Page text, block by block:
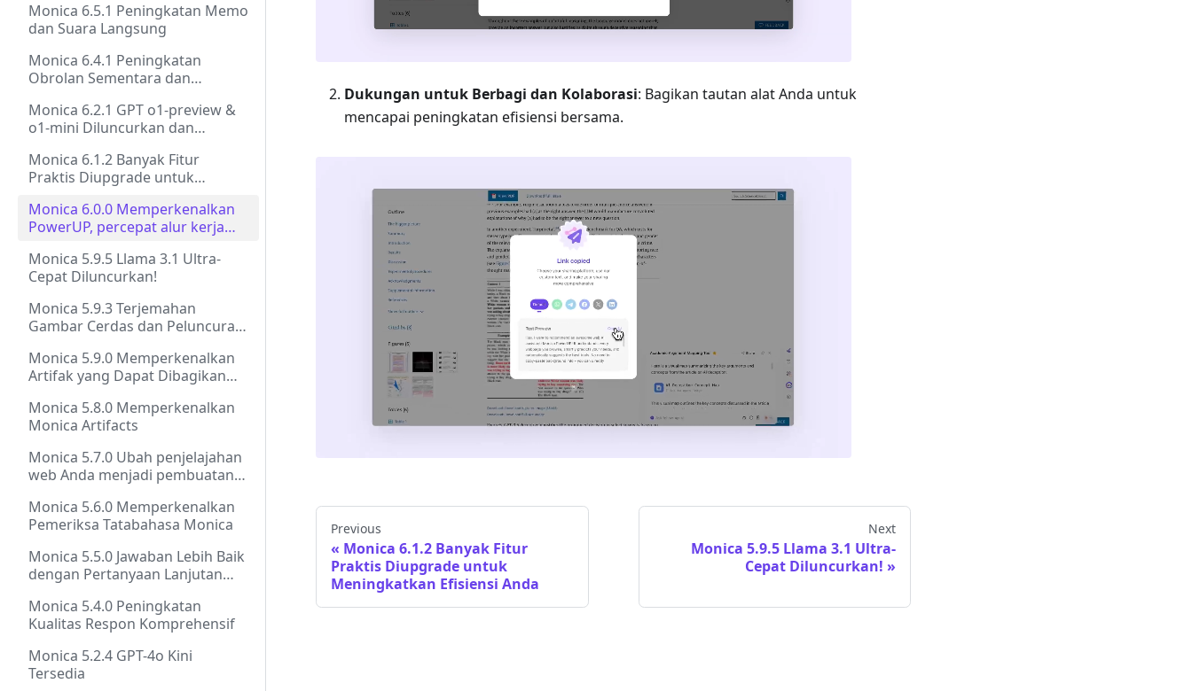
Monica 6.5.1 Peningkatan Memo
dan Suara Langsung
Monica 6.4.1 Peningkatan
Obrolan Sementara dan
Monica 6.2.1 GPT o1-preview &
o1-mini Diluncurkan dan
Monica 6.1.2 Banyak Fitur
Praktis Diupgrade untuk
Monica 6.0.0 Memperkenalkan
PowerUP, percepat alur kerja
Monica 5.9.5 Llama 3.1 Ultra-
Cepat Diluncurkan!
Monica 5.9.3 Terjemahan
Gambar Cerdas dan Peluncuran
Monica 5.9.0 Memperkenalkan
Artifak yang Dapat Dibagikan
akses web
Monica 5.8.0 Memperkenalkan
Monica Artifacts
Monica 5.7.0 Ubah penjelajahan
web Anda menjadi pembuatan
Monica 5.6.0 Memperkenalkan
Pemeriksa Tatabahasa Monica
Monica 5.5.0 Jawaban Lebih Baik
dengan Pertanyaan Lanjutan
Monica 5.4.0 Peningkatan
Kualitas Respon Komprehensif
Monica 5.2.4 GPT-4o Kini
Tersedia
Dukungan untuk Berbagi dan Kolaborasi: Bagikan tautan alat Anda untuk
mencapai peningkatan efisiensi bersama.
Previous
Monica 6.1.2 Banyak Fitur
Praktis Diupgrade untuk
Meningkatkan Efisiensi Anda
Next
Monica 5.9.5 Llama 3.1 Ultra-
Cepat Diluncurkan!